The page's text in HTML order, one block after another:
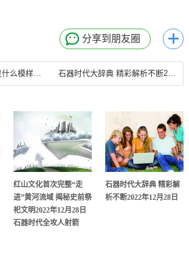
分享到朋友圈
旧石器时代 安徽人是什么模样？—石器时代什么意思 石器时代大辞典 精彩解析不断2022年12月28日
红山文化首次完整“走
进”黄河流域 揭秘史前祭
祀文明2022年12月28日
石器时代全攻人射箭
石器时代大辞典 精彩解
析不断2022年12月28日